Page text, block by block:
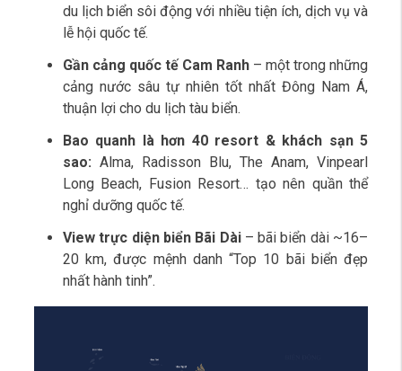
du lịch biển sôi động với nhiều tiện ích, dịch vụ và
lễ hội quốc tế.
Gần cảng quốc tế Cam Ranh – một trong những
cảng nước sâu tự nhiên tốt nhất Đông Nam Á,
thuận lợi cho du lịch tàu biển.
Bao quanh là hơn 40 resort & khách sạn 5
sao: Alma, Radisson Blu, The Anam, Vinpearl
Long Beach, Fusion Resort… tạo nên quần thể
nghỉ dưỡng quốc tế.
View trực diện biển Bãi Dài– bãi biển dài ~16–
20 km, được mệnh danh “Top 10 bãi biển đẹp
nhất hành tinh”.